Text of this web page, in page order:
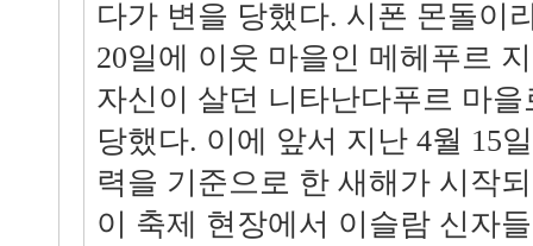
다가 변을 당했다. 시폰 몬돌이
20일에 이웃 마을인 메헤푸르
자신이 살던 니타난다푸르 마
당했다. 이에 앞서 지난 4월 15
력을 기준으로 한 새해가 시작
이 축제 현장에서 이슬람 신자